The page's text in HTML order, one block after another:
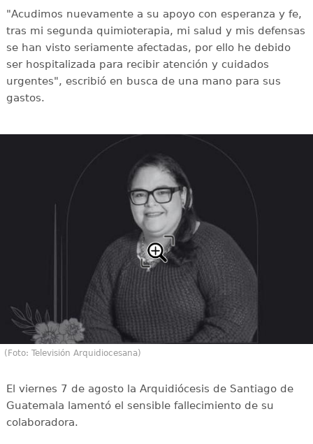
"Acudimos nuevamente a su apoyo con esperanza y fe,
tras mi segunda quimioterapia, mi salud y mis defensas
se han visto seriamente afectadas, por ello he debido
ser hospitalizada para recibir atención y cuidados
urgentes", escribió en busca de una mano para sus
gastos.
(Foto: Televisión Arquidiocesana)
El viernes 7 de agosto la Arquidiócesis de Santiago de
Guatemala lamentó el sensible fallecimiento de su
colaboradora.